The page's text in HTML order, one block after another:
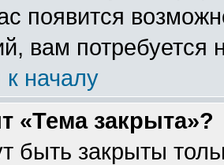
появится
вам потребуется
к началу
«Тема закрыта»?
быть закрыты